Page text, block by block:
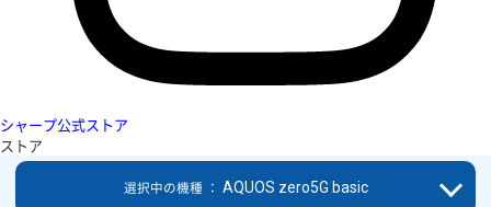
シャープ公式ストア
ストア
選択中の機種 ： AQUOS zero5G basic